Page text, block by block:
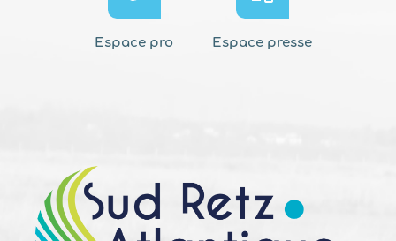
Espace pro Espace presse